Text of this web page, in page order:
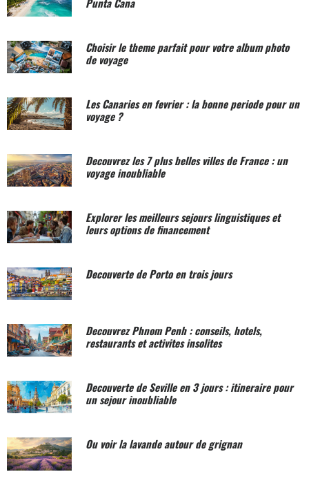
Choisir le theme parfait pour votre album photo
de voyage
Les Canaries en fevrier : la bonne periode pour un
voyage ?
Decouvrez les 7 plus belles villes de France : un
voyage inoubliable
Explorer les meilleurs sejours linguistiques et
leurs options de financement
Decouverte de Porto en trois jours
Decouvrez Phnom Penh : conseils, hotels,
restaurants et activites insolites
Decouverte de Seville en 3 jours : itineraire pour
un sejour inoubliable
Ou voir la lavande autour de grignan